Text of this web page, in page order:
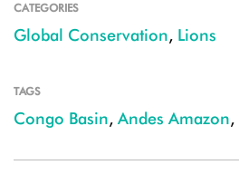
CATEGORIES
Global Conservation, Lions
TAGS
Congo Basin, Andes Amazon,